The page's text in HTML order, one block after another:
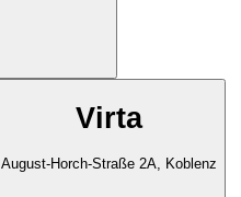
Virta
August-Horch-Straße 2A, Koblenz